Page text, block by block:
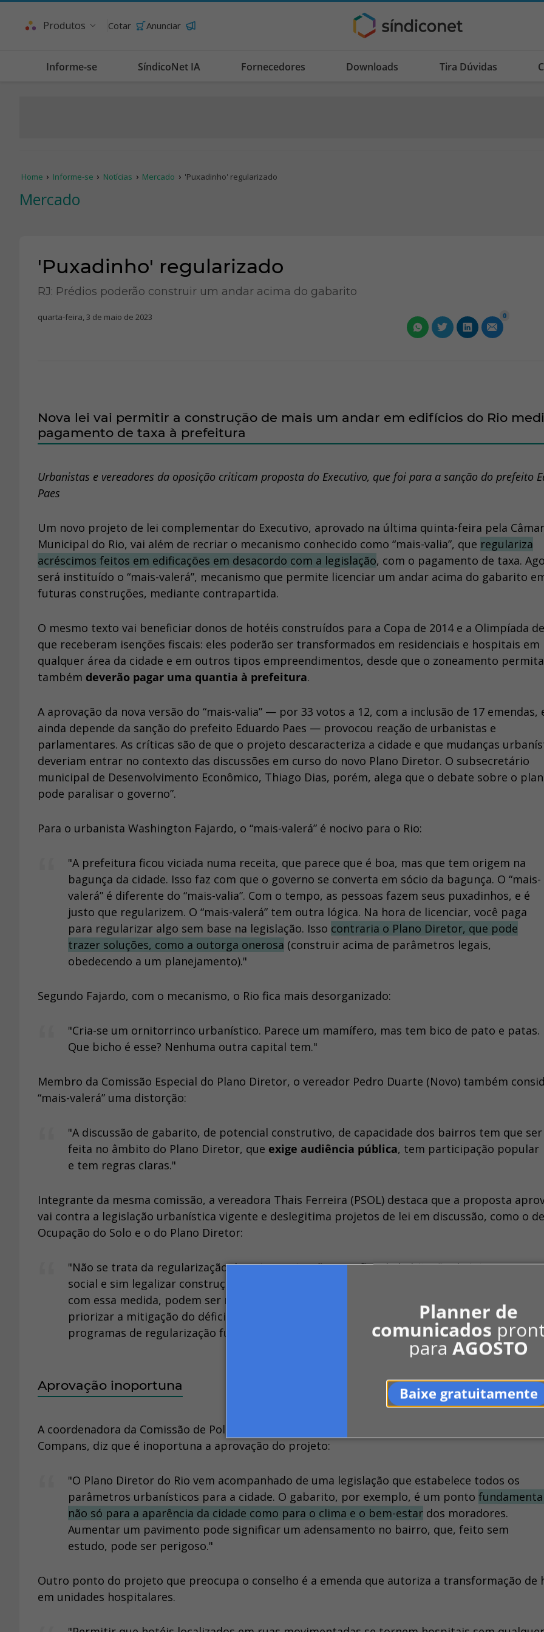
Planner de
comunicados
paraAGOSTO
Baixe gratuitamente
Produtos Cotar Anunciar
Informe-se SíndicoNet IA Fornecedores Downloads Tira Dúvidas
Home Informe-se Notícias Mercado 'Puxadinho' regularizado
Mercado
'Puxadinho' regularizado
RJ: Prédios poderão construir um andar acima do gabarito
quarta-feira, 3 de maio de 2023 0
Nova lei vai permitir a construção de mais um andar em edifícios do Rio
pagamento de taxa à prefeitura
Urbanistas e vereadores da oposição criticam proposta do Executivo, que foi para a sanção do prefeito
Paes
Um novo projeto de lei complementar do Executivo, aprovado na última quinta-feira pela
Municipal do Rio, vai além de recriar o mecanismo conhecido como “mais-valia”, que regulariza
acréscimos feitos em edificações em desacordo com a legislação, com o pagamento de taxa.
será instituído o “mais-valerá”, mecanismo que permite licenciar um andar acima do gabarito
futuras construções, mediante contrapartida.
O mesmo texto vai beneficiar donos de hotéis construídos para a Copa de 2014 e a Olimpíada
que receberam isenções fiscais: eles poderão ser transformados em residenciais e hospitais em
qualquer área da cidade e em outros tipos empreendimentos, desde que o zoneamento
também deverão pagar uma quantia à prefeitura.
A aprovação da nova versão do “mais-valia” — por 33 votos a 12, com a inclusão de 17 emendas,
ainda depende da sanção do prefeito Eduardo Paes — provocou reação de urbanistas e
parlamentares. As críticas são de que o projeto descaracteriza a cidade e que mudanças
deveriam entrar no contexto das discussões em curso do novo Plano Diretor. O subsecretário
municipal de Desenvolvimento Econômico, Thiago Dias, porém, alega que o debate sobre o
pode paralisar o governo”.
Para o urbanista Washington Fajardo, o “mais-valerá” é nocivo para o Rio:
"A prefeitura ficou viciada numa receita, que parece que é boa, mas que tem origem na
bagunça da cidade. Isso faz com que o governo se converta em sócio da bagunça. O “mais-
valerá” é diferente do “mais-valia”. Com o tempo, as pessoas fazem seus puxadinhos, e é
justo que regularizem. O “mais-valerá” tem outra lógica. Na hora de licenciar, você paga
para regularizar algo sem base na legislação. Isso contraria o Plano Diretor, que pode
trazer soluções, como a outorga onerosa (construir acima de parâmetros legais,
obedecendo a um planejamento)."
Segundo Fajardo, com o mecanismo, o Rio fica mais desorganizado:
"Cria-se um ornitorrinco urbanístico. Parece um mamífero, mas tem bico de pato e patas.
Que bicho é esse? Nenhuma outra capital tem."
Membro da Comissão Especial do Plano Diretor, o vereador Pedro Duarte (Novo) também
“mais-valerá” uma distorção:
"A discussão de gabarito, de potencial construtivo, de capacidade dos bairros tem que ser
feita no âmbito do Plano Diretor, que exige audiência pública, tem participação popular
e tem regras claras."
Integrante da mesma comissão, a vereadora Thais Ferreira (PSOL) destaca que a proposta
vai contra a legislação urbanística vigente e deslegitima projetos de lei em discussão, como o
Ocupação do Solo e o do Plano Diretor:
"Não se trata da regularização de autoconstrução para fins de habitação de interesse
social e sim legalizar construções que seriam proibidas pela legislação municipal e que,
com essa medida, podem ser regularizadas, mediante pagamento. O Executivo deveria
priorizar a mitigação do déficit habitacional com a construção de novas moradias e os
programas de regularização fundiária."
Aprovação inoportuna
A coordenadora da Comissão de Política Urbana do Conselho de Arquitetura e Urbanismo do Rio,
Compans, diz que é inoportuna a aprovação do projeto:
"O Plano Diretor do Rio vem acompanhado de uma legislação que estabelece todos os
parâmetros urbanísticos para a cidade. O gabarito, por exemplo, é um ponto
não só para a aparência da cidade como para o clima e o bem-estar dos moradores.
Aumentar um pavimento pode significar um adensamento no bairro, que, feito sem
estudo, pode ser perigoso."
Outro ponto do projeto que preocupa o conselho é a emenda que autoriza a transformação de
em unidades hospitalares.